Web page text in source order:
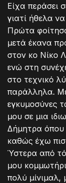
Είχα περάσει
γιατί ήθελα
Πρώτα
μετά έκανα
στον κο Νίκο
ενώ στη
στο τεχνικό
παράλληλα.
εγκυμοσύνες
μου σε μια
Δήμητρα όπου
καθώς έχω
Ύστερα από
μου
πολύ μίνιμαλ,